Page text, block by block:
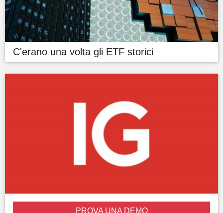
C'erano una volta gli ETF storici
PROVA UNA DEMO